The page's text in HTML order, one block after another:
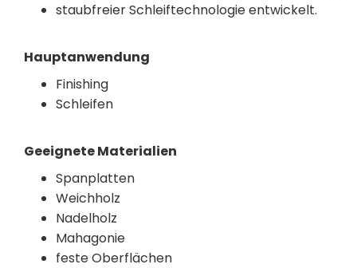
staubfreier Schleiftechnologie entwickelt.
Hauptanwendung
Finishing
Schleifen
Geeignete Materialien
Spanplatten
Weichholz
Nadelholz
Mahagonie
feste Oberflächen